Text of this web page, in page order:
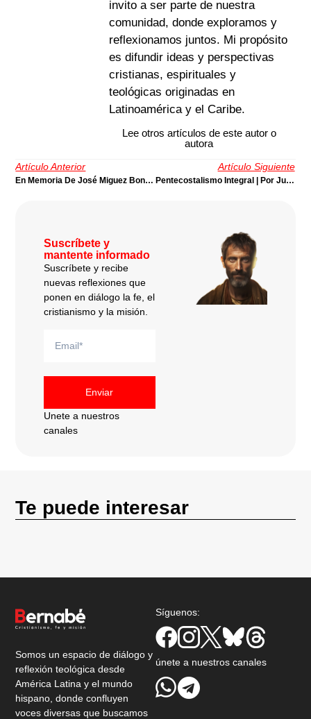
invito a ser parte de nuestra
comunidad, donde exploramos y
reflexionamos juntos. Mi propósito
es difundir ideas y perspectivas
cristianas, espirituales y
teológicas originadas en
Latinoamérica y el Caribe.
Lee otros artículos de este autor o
autora
Artículo Anterior
En Memoria De José Miguez Bonino | Por C. René Padilla
Artículo Siguiente
Pentecostalismo Integral | Por Juan Stam
Suscríbete y
mantente informado
Suscríbete y recibe
nuevas reflexiones que
ponen en diálogo la fe, el
cristianismo y la misión.
Enviar
Unete a nuestros
canales
Te puede interesar
Somos un espacio de diálogo y
reflexión teológica desde
América Latina y el mundo
hispano, donde confluyen
voces diversas que buscamos
Síguenos:
únete a nuestros canales